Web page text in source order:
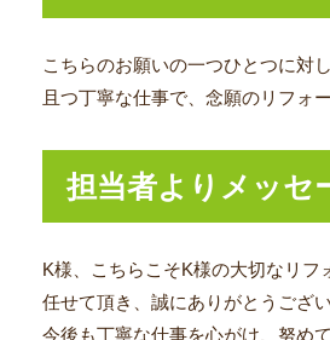
こちらのお願いの一つひとつに対
且つ丁寧な仕事で、念願のリフォ
担当者よりメッセ
K様、こちらこそK様の大切なリフ
任せて頂き、誠にありがとうござい
今後も丁寧な仕事を心がけ、努め